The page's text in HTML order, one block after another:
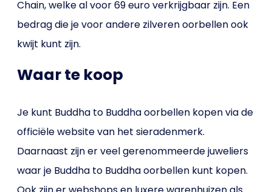
Chain, welke al voor 69 euro verkrijgbaar zijn. Een
bedrag die je voor andere zilveren oorbellen ook
kwijt kunt zijn.
Waar te koop
Je kunt Buddha to Buddha oorbellen kopen via de
officiële website van het sieradenmerk.
Daarnaast zijn er veel gerenommeerde juweliers
waar je Buddha to Buddha oorbellen kunt kopen.